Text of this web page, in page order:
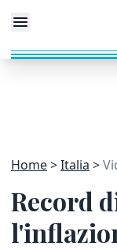
Home Italia
Record